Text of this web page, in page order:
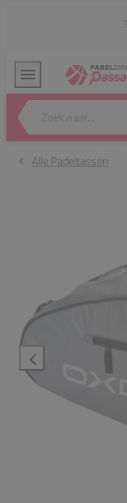
Zoek naar...
Alle Padeltassen